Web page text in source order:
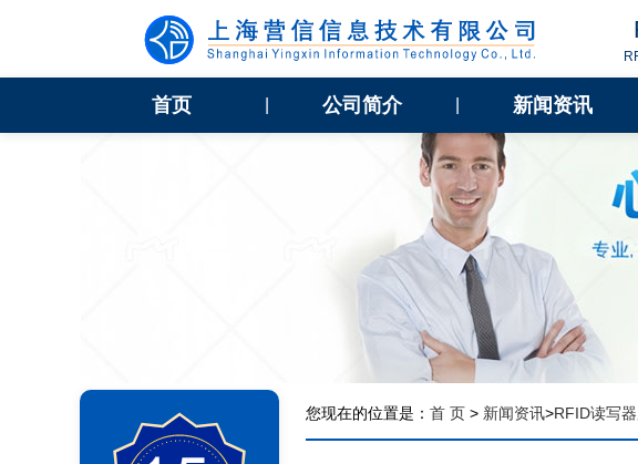
首页 公司简介 新闻资讯
您现在的位置是： 首 页 > 新闻资讯>RFID读写